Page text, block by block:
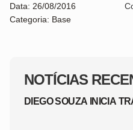
NOTÍCIAS
DIEGO SOUZA INICIA
Data: 26/08/2016
Categoria: Base